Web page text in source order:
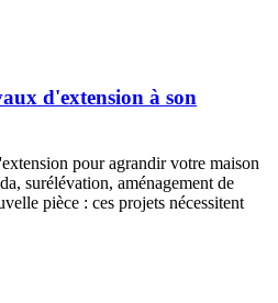
d'extension à son
pour agrandir votre maison
surélévation, aménagement de
pièce : ces projets nécessitent